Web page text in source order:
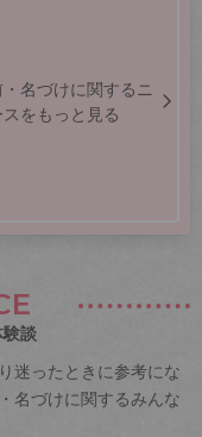
名づけに関するニ
スをもっと見る
談
迷ったときに参考にな
名づけに関するみんな